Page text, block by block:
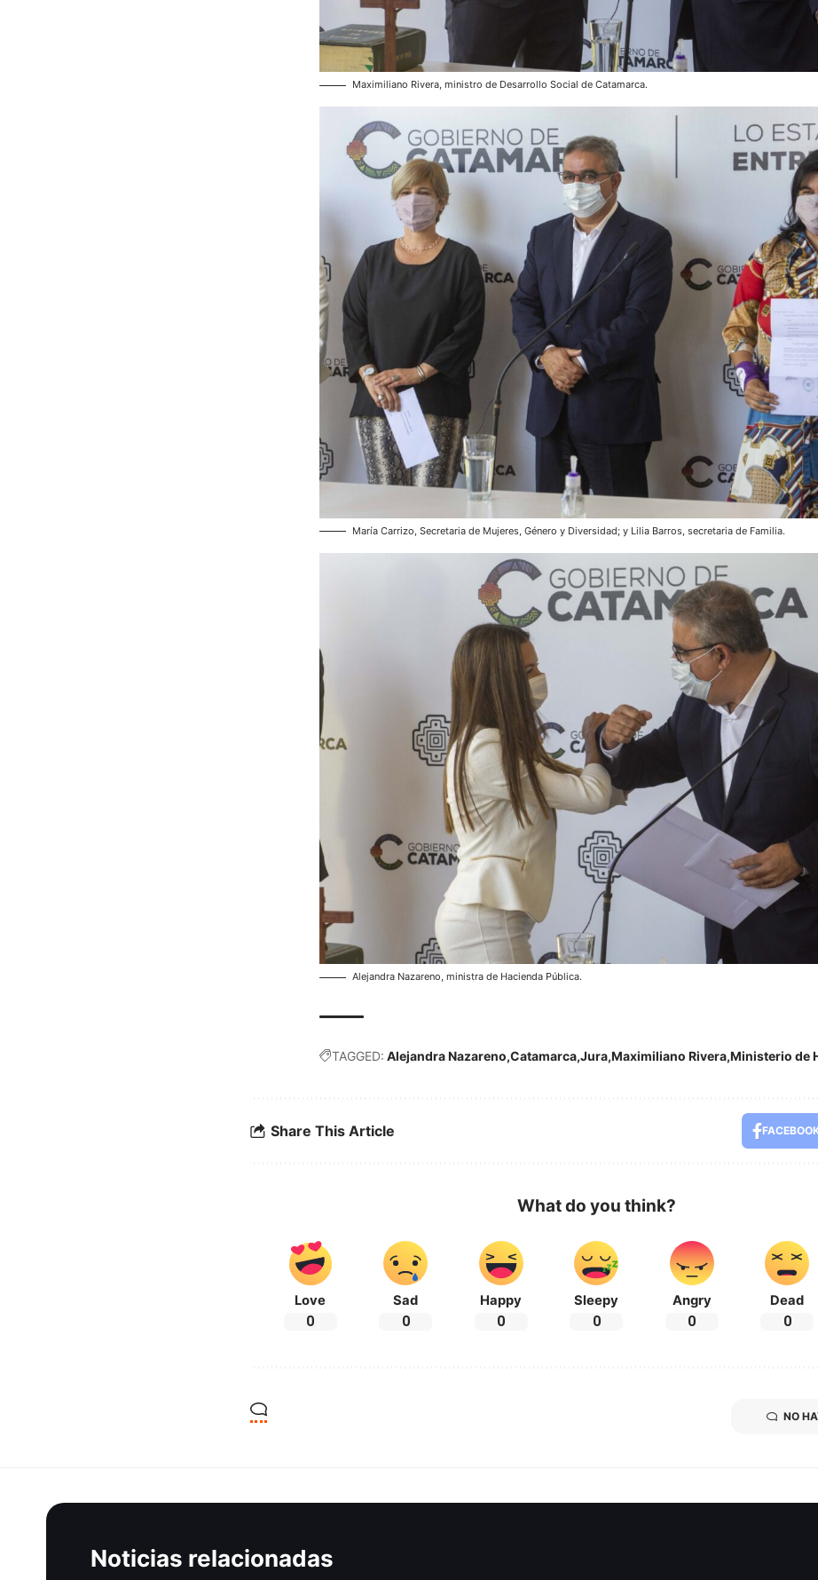
Maximiliano Rivera, ministro de Desarrollo Social de Catamarca.
María Carrizo, Secretaria de Mujeres, Género y Diversidad; y Lilia Barros, secretaria de Familia.
Alejandra Nazareno, ministra de Hacienda Pública.
TAGGED: Alejandra Nazareno Catamarca Jura Maximiliano Rivera Ministerio de
Share This Article
What do you think?
Love
0
Sad
0
Happy
0
Sleepy
0
Angry
0
Dead
0
NO
Noticias relacionadas